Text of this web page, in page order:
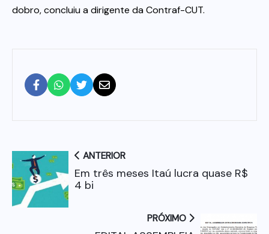
dobro, concluiu a dirigente da Contraf-CUT.
ANTERIOR
Em três meses Itaú lucra quase R$
4 bi
PRÓXIMO